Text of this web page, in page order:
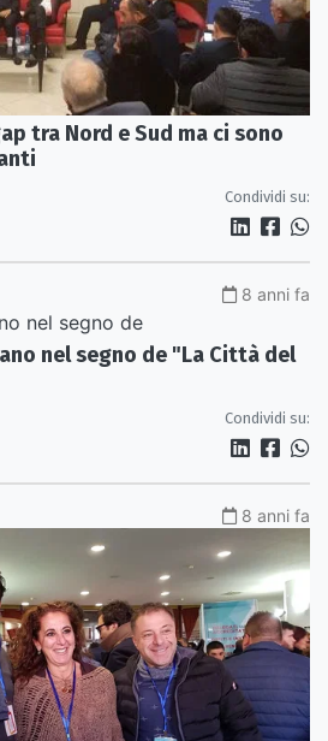
tra Nord e Sud ma ci sono
Condividi su:
8 anni fa
nel segno de "La Città del
Condividi su:
8 anni fa